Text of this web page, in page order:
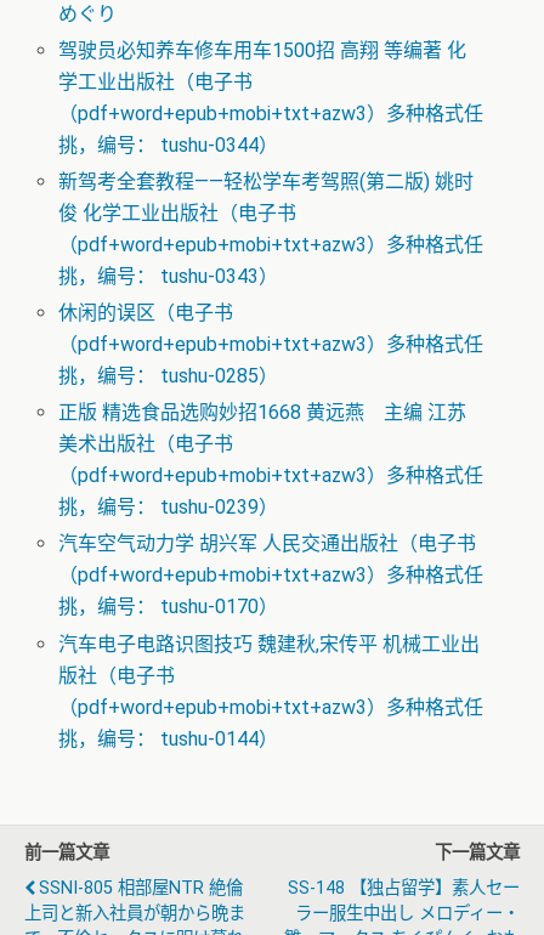
めぐり
驾驶员必知养车修车用车1500招 高翔 等编著 化
学工业出版社（电子书
（pdf+word+epub+mobi+txt+azw3）多种格式任
挑，编号： tushu-0344）
新驾考全套教程——轻松学车考驾照(第二版) 姚时
俊 化学工业出版社（电子书
（pdf+word+epub+mobi+txt+azw3）多种格式任
挑，编号： tushu-0343）
休闲的误区（电子书
（pdf+word+epub+mobi+txt+azw3）多种格式任
挑，编号： tushu-0285）
正版 精选食品选购妙招1668 黄远燕 主编 江苏
美术出版社（电子书
（pdf+word+epub+mobi+txt+azw3）多种格式任
挑，编号： tushu-0239）
汽车空气动力学 胡兴军 人民交通出版社（电子书
（pdf+word+epub+mobi+txt+azw3）多种格式任
挑，编号： tushu-0170）
汽车电子电路识图技巧 魏建秋,宋传平 机械工业出
版社（电子书
（pdf+word+epub+mobi+txt+azw3）多种格式任
挑，编号： tushu-0144）
前一篇文章
SSNI-805 相部屋NTR 絶倫
上司と新入社員が朝から晩ま
下一篇文章
SS-148 【独占留学】素人セー
ラー服生中出し メロディー・